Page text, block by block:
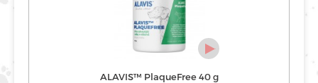
ALAVIS™ PlaqueFree 40 g